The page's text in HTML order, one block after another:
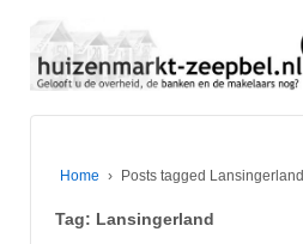
Home › Posts tagged Lansingerland
Tag: Lansingerland